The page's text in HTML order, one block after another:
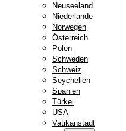
Neuseeland
Niederlande
Norwegen
Österreich
Polen
Schweden
Schweiz
Seychellen
Spanien
Türkei
USA
Vatikanstadt